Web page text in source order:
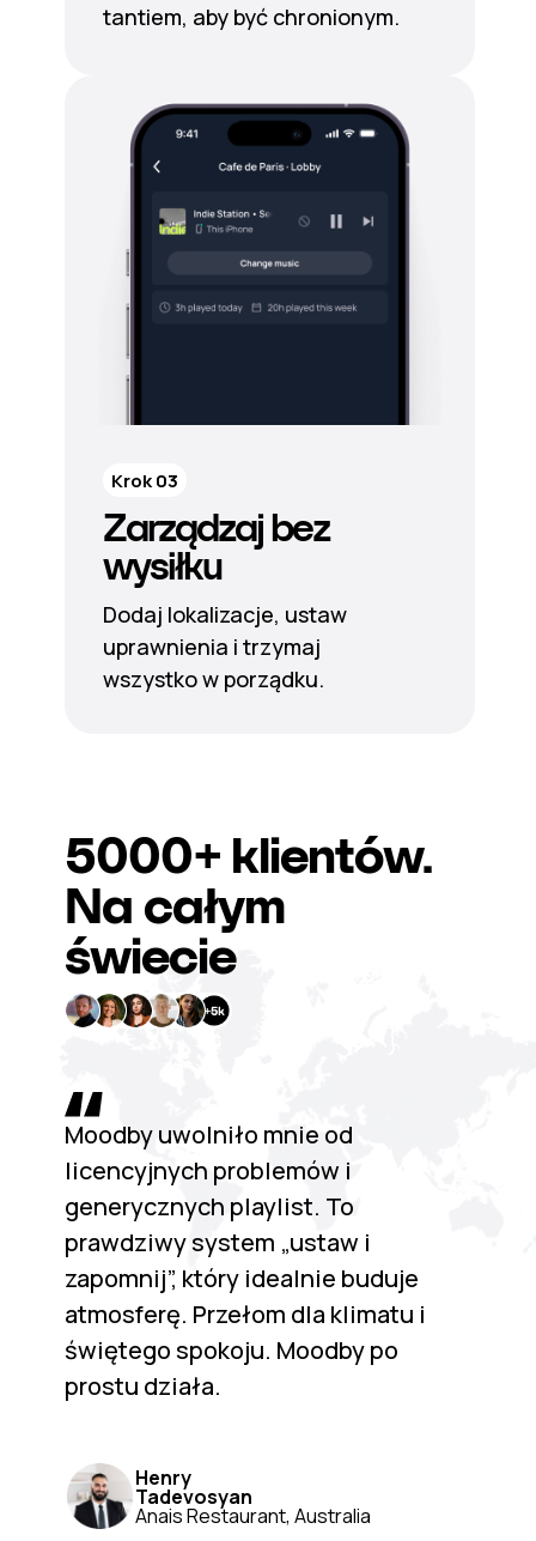
tantiem, aby być chronionym.
Zarządzaj bez
wysiłku
Dodaj lokalizacje, ustaw
uprawnienia i trzymaj
wszystko w porządku.
Krok 03
Moodby uwolniło mnie od
licencyjnych problemów i
generycznych playlist. To
prawdziwy system „ustaw i
zapomnij”, który idealnie buduje
atmosferę. Przełom dla klimatu i
świętego spokoju. Moodby po
prostu działa.
Henry
Tadevosyan
Anais Restaurant, Australia
5000+ klientów.
Na całym
świecie